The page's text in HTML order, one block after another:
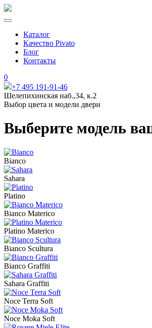
Каталог
Качество Pivato
Блог
Контакты
0
+7 495 191-91-46
Шелепихинская наб.,34, к.2
Выбор цвета и модели двери
Выберите модель
Bianco
Sahara
Platino
Bianco Materico
Platino Materico
Bianco Scultura
Bianco Graffiti
Sahara Graffiti
Noce Terra Soft
Noce Moka Soft